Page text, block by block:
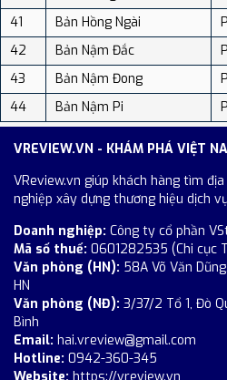
41
Bản Hồng Ngài
42
Bản Nậm Đắc
43
Bản Nậm Đong
44
Bản Nậm Pi
VREVIEW.VN - KHÁM PHÁ VIỆT
VReview.vn giúp khách hàng tìm
nghiệp xây dựng thương hiệu dịch
Doanh nghiệp: Công ty cổ phần
Mã số thuế: 0601282535 (Chi cục
Văn phòng (HN): 58A Võ Văn
HN
Văn phòng (NĐ): 3/37/2 Tổ 1, Đò
Bình
Email: hai.vreview@gmail.com
Hotline: 0942-360-345